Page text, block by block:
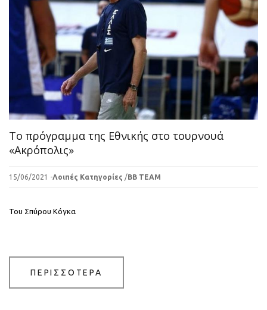
Το πρόγραμμα της Εθνικής στο τουρνουά
«Ακρόπολις»
15/06/2021 -Λοιπές Κατηγορίες /BB TEAM
Του Σπύρου Κόγκα
ΠΕΡΙΣΣΟΤΕΡΑ